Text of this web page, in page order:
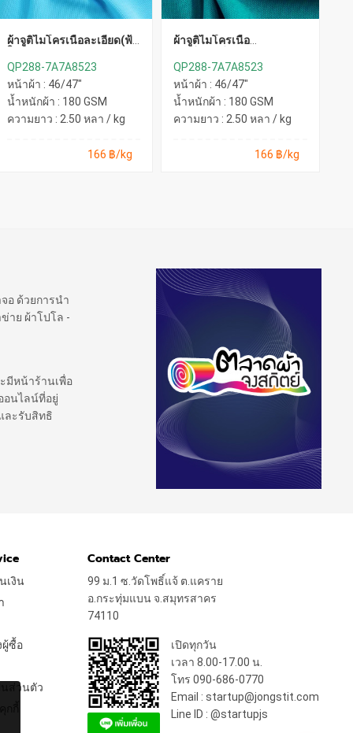
ผ้าจูติไมโครเนื้อละเอียด(ฟ้า
QP288-7A7A8523
หน้าผ้า : 46/47"
น้ำหนักผ้า : 180 GSM
ความยาว : 2.50 หลา / kg
166 ฿/kg
ผ้าจูติไมโครเนื้อ
QP288-7A7A8523
หน้าผ้า : 46/47"
น้ำหนักผ้า : 180 GSM
ความยาว : 2.50 หลา / kg
166 ฿/kg
อ ด้วยการนำ
าย ผ้าโปโล -
มีหน้าร้านเพื่อ
อนไลน์ที่อยู่
ละรับสิทธิ
เงิน
ผู้ซื้อ
นส่วนตัว
กี้
Contact Center
99 ม.1 ซ.วัดโพธิ์แจ้ ต.แคราย
อ.กระทุ่มแบน จ.สมุทรสาคร
74110
เปิดทุกวัน
เวลา 8.00-17.00 น.
โทร 090-686-0770
Email : startup@jongstit.com
Line ID : @startupjs